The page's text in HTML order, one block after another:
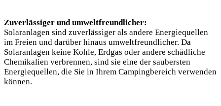
Zuverlässiger und umweltfreundlicher:
Solaranlagen⁣ sind zuverlässiger als andere Energiequellen
im⁣ Freien und darüber hinaus umweltfreundlicher. Da
⁢Solaranlagen‍ keine Kohle, Erdgas oder andere schädliche
Chemikalien verbrennen, sind ⁢sie eine der saubersten
Energiequellen,‌ die⁣ Sie in Ihrem Campingbereich verwenden
können.